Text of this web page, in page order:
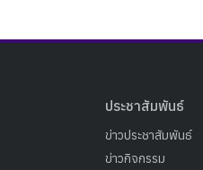
ประชาสัมพันธ์
ข่าวประชาสัมพันธ์
ข่าวกิจกรรม